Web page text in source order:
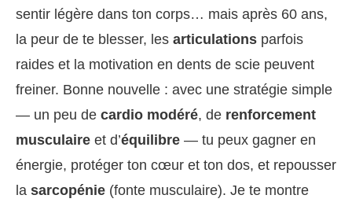
sentir légère dans ton corps… mais après 60 ans,
la peur de te blesser, les articulations parfois
raides et la motivation en dents de scie peuvent
freiner. Bonne nouvelle : avec une stratégie simple
— un peu de cardio modéré, de renforcement
musculaire et d’équilibre — tu peux gagner en
énergie, protéger ton cœur et ton dos, et repousser
la sarcopénie (fonte musculaire). Je te montre